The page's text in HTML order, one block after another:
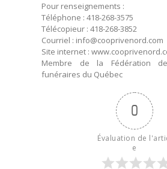
Pour renseignements :
Téléphone : 418-268-3575
Télécopieur : 418-268-3852
Courriel : info@cooprivenord.com
Site internet :
Membre de la Fédération
funéraires du Québec
0
Évaluation de
e